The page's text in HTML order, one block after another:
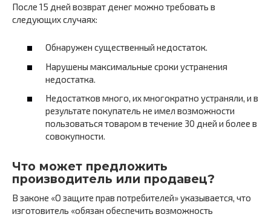
После 15 дней возврат денег можно требовать в
следующих случаях:
Обнаружен существенный недостаток.
Нарушены максимальные сроки устранения
недостатка.
Недостатков много, их многократно устраняли, и в
результате покупатель не имел возможности
пользоваться товаром в течение 30 дней и более в
совокупности.
Что может предложить
производитель или продавец?
В законе «О защите прав потребителей» указывается, что
изготовитель «обязан обеспечить возможность